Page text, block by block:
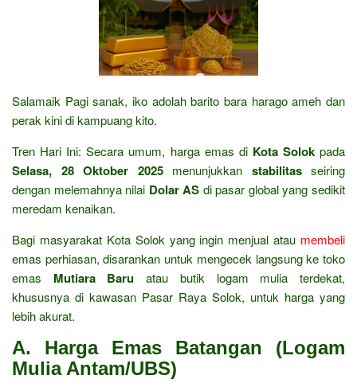
Salamaik Pagi sanak, iko adolah barito bara harago ameh dan
perak kini di kampuang kito.
Tren Hari Ini: Secara umum, harga emas di Kota Solokpada
Selasa, 28 Oktober 2025menunjukkan stabilitasseiring
dengan melemahnya nilai Dolar AS di pasar global yang sedikit
meredam kenaikan.
Bagi masyarakat Kota Solok yang ingin menjual atau membeli
emas perhiasan, disarankan untuk mengecek langsung ke toko
emas Mutiara Baru atau butik logam mulia terdekat,
khususnya di kawasan Pasar Raya Solok, untuk harga yang
lebih akurat.
A. Harga Emas Batangan (Logam
Mulia Antam/UBS)